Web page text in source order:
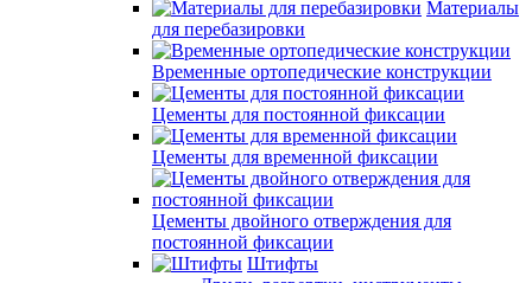
Материалы
для перебазировки
Временные ортопедические конструкции
Цементы для постоянной фиксации
Цементы для временной фиксации
Цементы двойного отверждения для
постоянной фиксации
Штифты